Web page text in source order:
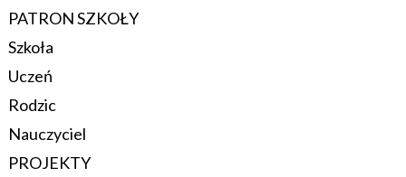
PATRON SZKOŁY
Szkoła
Uczeń
Rodzic
Nauczyciel
PROJEKTY